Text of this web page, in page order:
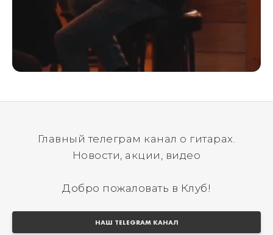
Главный телеграм канал о гитарах.
Новости, акции, видео
Добро пожаловать в Клуб!
НАШ TELEGRAM КАНАЛ